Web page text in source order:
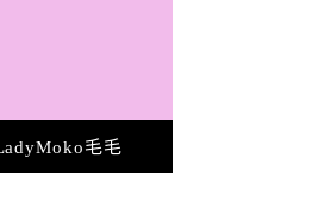
毛毛